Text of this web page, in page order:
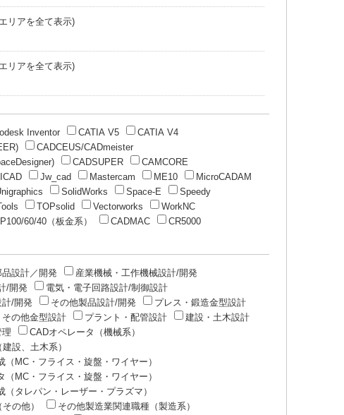
リアを全て表示)
リアを全て表示)
Inventor CATIA V5
CATIA V4
CADCEUS/CADmeister
CADSUPER
CAMCORE
ICAD Jw_cad Mastercam ME10
MicroCADAM
SolidWorks Space-E
Speedy
TOPsolid Vectorworks
WorkNC
60/40（板金系） CADMAC
CR5000
設計／開発
産業機械・工作機械設計/開発
/開発
電気・電子回路設計/制御設計
/開発
その他製品設計/開発
プレス・鍛造金型設計
その他金型設計 プラント・配管設計
建設・土木設計
CADオペレータ（機械系）
設、土木系）
（MC・フライス・旋盤・ワイヤー）
（MC・フライス・旋盤・ワイヤー）
（タレパン・レーザー・プラズマ）
の他）
その他製造業関連職種（製造系）